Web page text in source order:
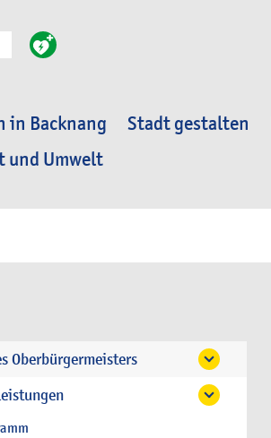
in Backnang Stadt gestalten
und Umwelt
Oberbürgermeisters